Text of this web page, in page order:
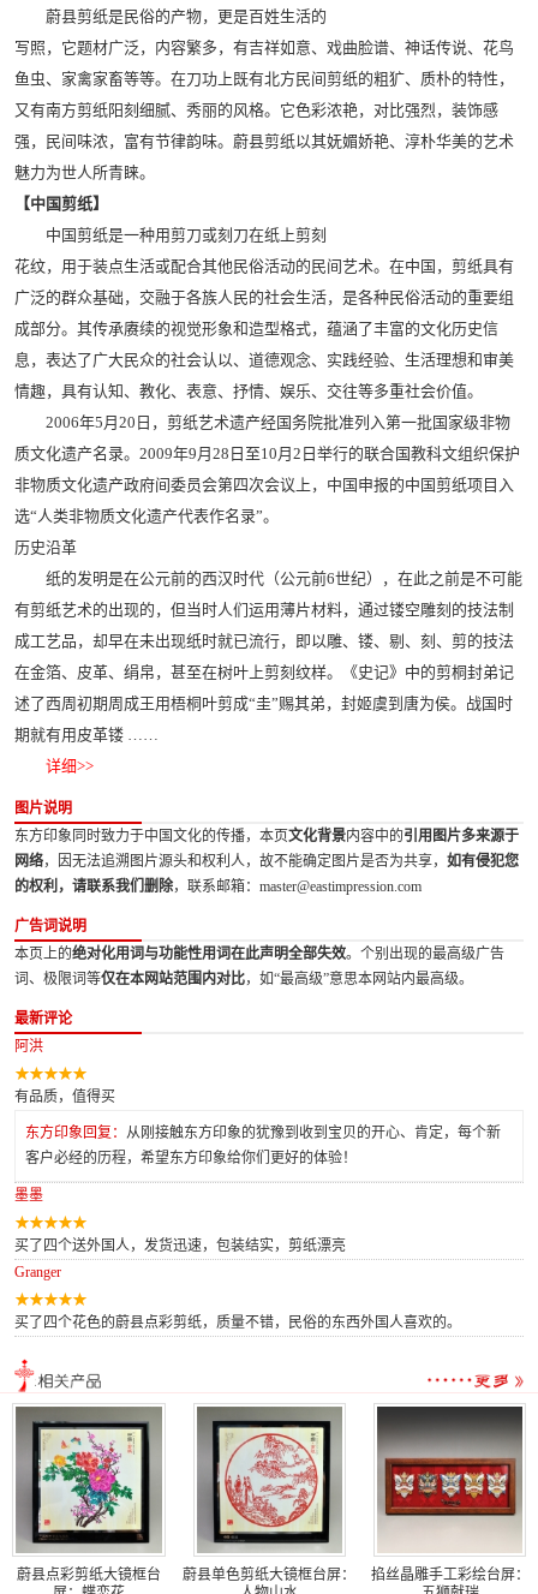
蔚县剪纸是民俗的产物，更是百姓生活的
写照，它题材广泛，内容繁多，有吉祥如意、戏曲脸谱、神话传说、花鸟
鱼虫、家禽家畜等等。在刀功上既有北方民间剪纸的粗犷、质朴的特性，
又有南方剪纸阳刻细腻、秀丽的风格。它色彩浓艳，对比强烈，装饰感
强，民间味浓，富有节律韵味。蔚县剪纸以其妩媚娇艳、淳朴华美的艺术
魅力为世人所青睐。
【中国剪纸】
中国剪纸是一种用剪刀或刻刀在纸上剪刻
花纹，用于装点生活或配合其他民俗活动的民间艺术。在中国，剪纸具有
广泛的群众基础，交融于各族人民的社会生活，是各种民俗活动的重要组
成部分。其传承赓续的视觉形象和造型格式，蕴涵了丰富的文化历史信
息，表达了广大民众的社会认以、道德观念、实践经验、生活理想和审美
情趣，具有认知、教化、表意、抒情、娱乐、交往等多重社会价值。
2006年5月20日，剪纸艺术遗产经国务院批准列入第一批国家级非物
质文化遗产名录。2009年9月28日至10月2日举行的联合国教科文组织保护
非物质文化遗产政府间委员会第四次会议上，中国申报的中国剪纸项目入
选“人类非物质文化遗产代表作名录”。
历史沿革
纸的发明是在公元前的西汉时代（公元前6世纪），在此之前是不可能
有剪纸艺术的出现的，但当时人们运用薄片材料，通过镂空雕刻的技法制
成工艺品，却早在未出现纸时就已流行，即以雕、镂、剔、刻、剪的技法
在金箔、皮革、绢帛，甚至在树叶上剪刻纹样。《史记》中的剪桐封弟记
述了西周初期周成王用梧桐叶剪成“圭”赐其弟，封姬虞到唐为侯。战国时
期就有用皮革镂 ……
详细>>
图片说明
东方印象同时致力于中国文化的传播，本页文化背景内容中的引用图片多来源于
网络，因无法追溯图片源头和权利人，故不能确定图片是否为共享， 如有侵犯您
的权利，请联系我们删除，联系邮箱：master@eastimpression.com
广告词说明
本页上的绝对化用词与功能性用词在此声明全部失效。个别出现的最高级广告
词、极限词等仅在本网站范围内对比，如“最高级”意思本网站内最高级。
最新评论
阿洪
有品质，值得买
东方印象回复： 从刚接触东方印象的犹豫到收到宝贝的开心、肯定，每个新
客户必经的历程，希望东方印象给你们更好的体验！
墨墨
买了四个送外国人，发货迅速，包装结实，剪纸漂亮
Granger
买了四个花色的蔚县点彩剪纸，质量不错，民俗的东西外国人喜欢的。
蔚县点彩剪纸大镜框台
蔚县单色剪纸大镜框台屏：
掐丝晶雕手工彩绘台屏：